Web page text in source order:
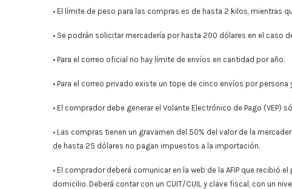
• El límite de peso para las compras es de hasta 2 kilos, mientras
• Se podrán solicitar mercadería por hasta 200 dólares en el caso
• Para el correo oficial no hay límite de envíos en cantidad por año.
• Para el correo privado existe un tope de cinco envíos por persona
• El comprador debe generar el Volante Electrónico de Pago
• Las compras tienen un gravamen del 50% del valor de la
de hasta 25 dólares no pagan impuestos a la importación.
• El comprador deberá comunicar en la web de la AFIP que
domicilio. Deberá contar con un CUIT/CUIL y clave fiscal, con un